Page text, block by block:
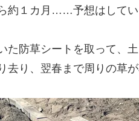
約１カ月……予想はして
た防草シートを取って、
去り、翌春まで周りの草